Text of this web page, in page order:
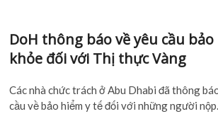
DoH thông báo về yêu cầu
khỏe đối với Thị thực Vàng
Các nhà chức trách ở Abu Dhabi đã thông
cầu về bảo hiểm y tế đối với những người